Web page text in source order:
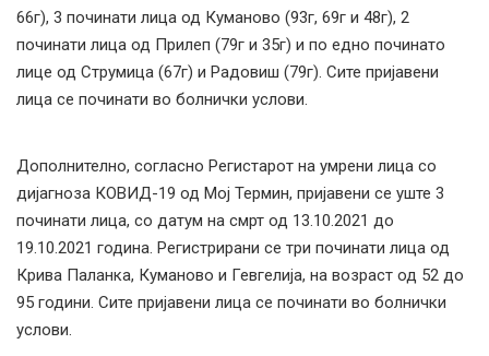
66г), 3 починати лица од Куманово (93г, 69г и 48г), 2
починати лица од Прилеп (79г и 35г) и по едно починато
лице од Струмица (67г) и Радовиш (79г). Сите пријавени
лица се починати во болнички услови.
Дополнително, согласно Регистарот на умрени лица со
дијагноза КОВИД-19 од Мој Термин, пријавени се уште 3
починати лица, со датум на смрт од 13.10.2021 до
19.10.2021 година. Регистрирани се три починати лица од
Крива Паланка, Куманово и Гевгелија, на возраст од 52 до
95 години. Сите пријавени лица се починати во болнички
услови.